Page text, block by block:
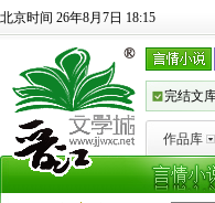
北京时间 26年8月7日 18:15
完结文
作品库